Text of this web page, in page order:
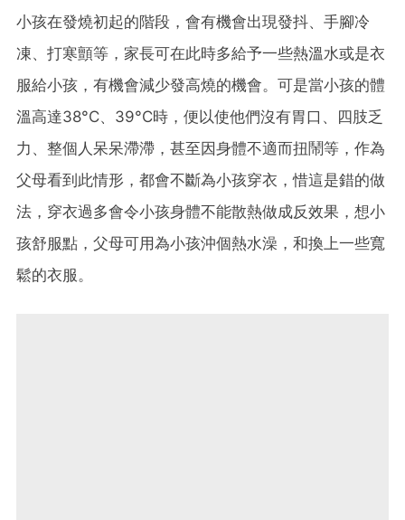
小孩在發燒初起的階段，會有機會出現發抖、手腳冷
凍、打寒顫等，家長可在此時多給予一些熱溫水或是衣
服給小孩，有機會減少發高燒的機會。可是當小孩的體
溫高達38°C、39°C時，便以使他們沒有胃口、四肢乏
力、整個人呆呆滯滯，甚至因身體不適而扭鬧等，作為
父母看到此情形，都會不斷為小孩穿衣，惜這是錯的做
法，穿衣過多會令小孩身體不能散熱做成反效果，想小
孩舒服點，父母可用為小孩沖個熱水澡，和換上一些寬
鬆的衣服。